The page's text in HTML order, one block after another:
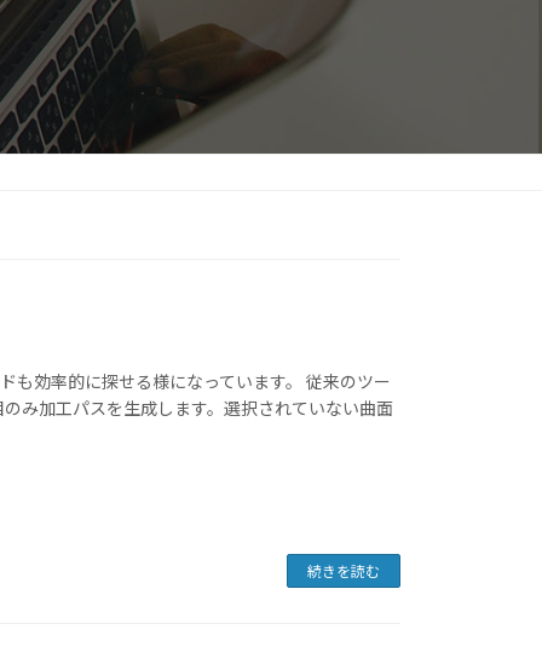
も効率的に探せる様になっています。 従来のツー
み加工パスを生成します。選択されていない曲面
続きを読む